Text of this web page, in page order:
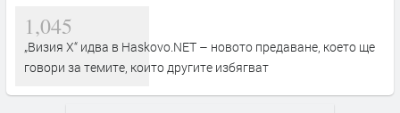
1,045
„Визия Х“ идва в Haskovo.NET – новото предаване, което ще
говори за темите, които другите избягват